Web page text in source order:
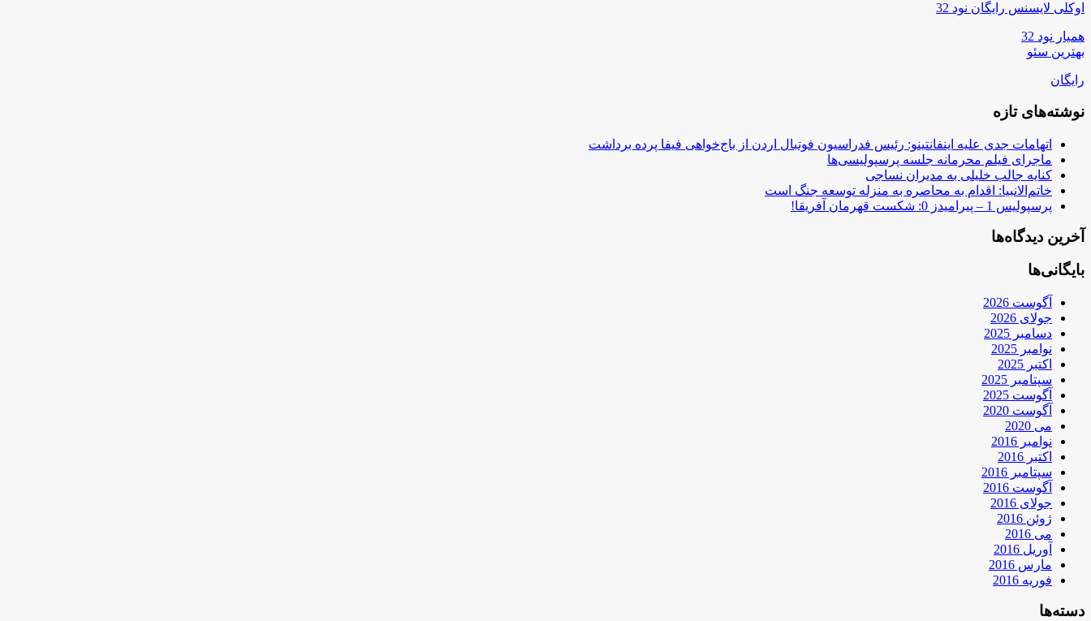
اوکلی لایسنس رایگان نود 32
همیار نود 32
بهترین سئو
رایگان
نوشته‌های تازه
اتهامات جدی علیه اینفانتینو: رئیس فدراسیون فوتبال اردن از باج‌خواهی فیفا پرده برداشت
ماجرای فیلم محرمانه جلسه پرسپولیسی‌ها
کنایه جالب خلیلی به مدیران نساجی
خاتم‌الانبیا: اقدام به محاصره به منزله توسعه جنگ است
پرسپولیس 1 – پیرامیدز 0: شکست قهرمان آفریقا!
آخرین دیدگاه‌ها
بایگانی‌ها
آگوست 2026
جولای 2026
دسامبر 2025
نوامبر 2025
اکتبر 2025
سپتامبر 2025
آگوست 2025
آگوست 2020
می 2020
نوامبر 2016
اکتبر 2016
سپتامبر 2016
آگوست 2016
جولای 2016
ژوئن 2016
می 2016
آوریل 2016
مارس 2016
فوریه 2016
دسته‌ها